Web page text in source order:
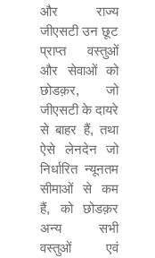
और राज्य
जीएसटी उन छूट
प्राप्त वस्तुओं
और सेवाओं को
छोडक़र, जो
जीएसटी के दायरे
से बाहर हैं,तथा
ऐसे लेनदेन जो
निर्धारित न्यूनतम
सीमाओं से कम
हैं, को छोडक़र
अन्य सभी
वस्तुओं एवं